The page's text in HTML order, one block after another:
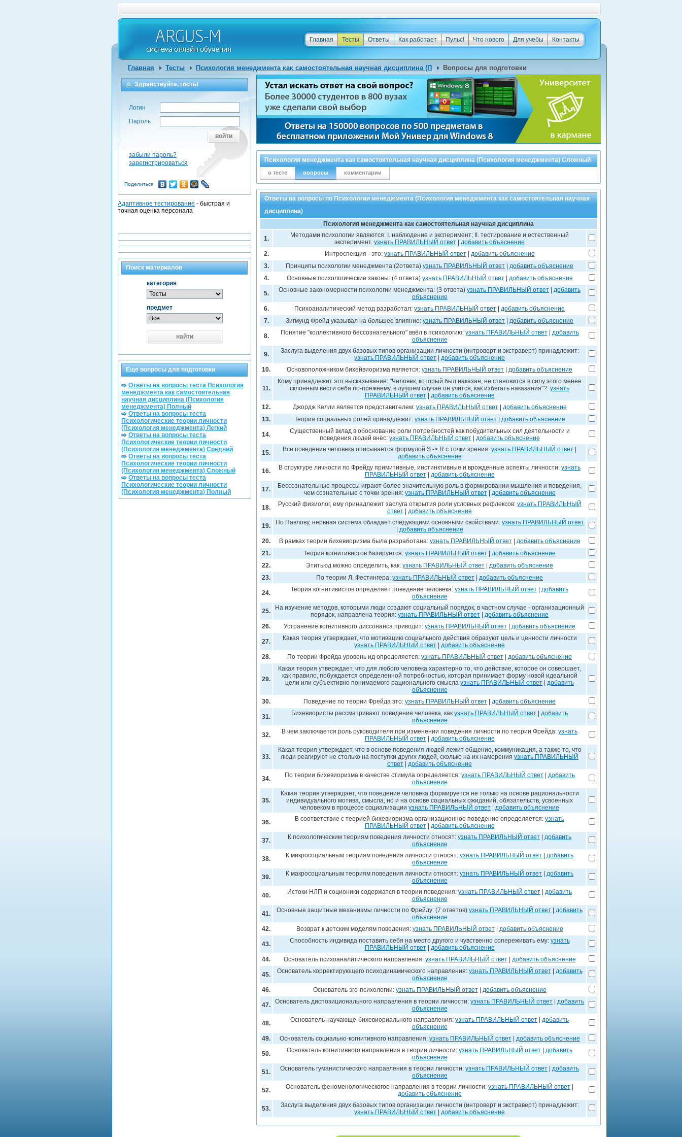
Контакты
Для учебы
Что нового
Пульс!
Как работает
Ответы
Тесты
Главная
Главная Тесты Психология менеджмента как самостоятельная научная дисциплина (П Вопросы для подготовки
Психология менеджмента как самостоятельная научная дисциплина (Психология менеджмента) Сложный
о тесте вопросы комментарии
Ответы на вопросы по Психологии менеджмента (Психология менеджмента как самостоятельная научная
дисциплина)
Психология менеджмента как самостоятельная научная дисциплина
1.
Методами психологии являются: I. наблюдение и эксперимент; II. тестирование и естественный
эксперимент. узнать ПРАВИЛЬНЫЙ ответ
добавить объяснение
2.
Интроспекция - это: узнать ПРАВИЛЬНЫЙ ответ| добавить объяснение
3.
Принципы психологии менеджмента:(2ответа) узнать ПРАВИЛЬНЫЙ ответ
добавить объяснение
4.
Основные психологические законы: (4 ответа) узнать ПРАВИЛЬНЫЙ ответ| добавить объяснение
5. Основные закономерности психологии менеджмента: (3 ответа) узнать ПРАВИЛЬНЫЙ ответ
добавить
объяснение
6.
Психоаналитический метод разработал: узнать ПРАВИЛЬНЫЙ ответ
добавить объяснение
7.
Зигмунд Фрейд указывал на большее влияние: узнать ПРАВИЛЬНЫЙ ответ добавить объяснение
8. Понятие "коллективного бессознательного" ввёл в психологию: узнать ПРАВИЛЬНЫЙ ответ| добавить
объяснение
9.
Заслуга выделения двух базовых типов организации личности (интроверт и экстраверт) принадлежит:
узнать ПРАВИЛЬНЫЙ ответ
добавить объяснение
10.
Основоположником бихейвиоризма является: узнать ПРАВИЛЬНЫЙ ответ добавить объяснение
11.
Кому принадлежит это высказывание: "Человек, который был наказан, не становится в силу этого менее
склонным вести себя по-прежнему, в лучшем случае он учится, как избегать наказания"?: узнать
ПРАВИЛЬНЫЙ ответ| добавить объяснение
12.
Джордж Келли является представителем: узнать ПРАВИЛЬНЫЙ ответ| добавить объяснение
13.
Теория социальных ролей принадлежит: узнать ПРАВИЛЬНЫЙ ответ| добавить объяснение
14.
Существенный вклад в обоснование роли потребностей как побудительных сил деятельности и
поведения людей внёс: узнать ПРАВИЛЬНЫЙ ответ| добавить объяснение
15. Все поведение человека описывается формулой S -> R с точки зрения: узнать ПРАВИЛЬНЫЙ ответ
добавить объяснение
16. В структуре личности по Фрейду примитивные, инстинктивные и врожденные аспекты личности: узнать
ПРАВИЛЬНЫЙ ответ| добавить объяснение
17.
Бессознательные процессы играют более значительную роль в формировании мышления и поведения,
чем сознательные с точки зрения: узнать ПРАВИЛЬНЫЙ ответ| добавить объяснение
18. Русский физиолог, ему принадлежит заслуга открытия роли условных рефлексов: узнать ПРАВИЛЬНЫЙ
ответ
добавить объяснение
19. По Павлову, нервная система обладает следующими основными свойствами: узнать ПРАВИЛЬНЫЙ ответ
добавить объяснение
20.
В рамках теории бихевиоризма была разработана: узнать ПРАВИЛЬНЫЙ ответ| добавить объяснение
21.
Теория когнитивистов базируется: узнать ПРАВИЛЬНЫЙ ответ
добавить объяснение
22.
Этитьюд можно определить, как: узнать ПРАВИЛЬНЫЙ ответ
добавить объяснение
23.
По теории Л. Фестингера: узнать ПРАВИЛЬНЫЙ ответ добавить объяснение
24. Теория когнитивистов определяет поведение человека: узнать ПРАВИЛЬНЫЙ ответ
добавить
объяснение
25.
На изучение методов, которыми люди создают социальный порядок, в частном случае - организационный
порядок, направлена теория: узнать ПРАВИЛЬНЫЙ ответ
добавить объяснение
26.
Устранение когнитивного диссонанса приводит: узнать ПРАВИЛЬНЫЙ ответ добавить объяснение
27.
Какая теория утверждает, что мотивацию социального действия образуют цель и ценности личности
узнать ПРАВИЛЬНЫЙ ответ
добавить объяснение
28.
По теории Фрейда уровень ид определяется: узнать ПРАВИЛЬНЫЙ ответ добавить объяснение
29.
Какая теория утверждает, что для любого человека характерно то, что действие, которое он совершает,
как правило, побуждается определенной потребностью, которая принимает форму новой идеальной
цели или субъективно понимаемого рационального смысла узнать ПРАВИЛЬНЫЙ ответ
добавить
объяснение
30.
Поведение по теории Фрейда это: узнать ПРАВИЛЬНЫЙ ответ добавить объяснение
31. Бихевиористы рассматривают поведение человека, как узнать ПРАВИЛЬНЫЙ ответ
добавить
объяснение
32. В чем заключается роль руководителя при изменении поведения личности по теории Фрейда: узнать
ПРАВИЛЬНЫЙ ответ| добавить объяснение
33.
Какая теория утверждает, что в основе поведения людей лежит общение, коммуникация, а также то, что
люди реагируют не столько на поступки других людей, сколько на их намерения узнать ПРАВИЛЬНЫЙ
ответ
добавить объяснение
34. По теории бихевиоризма в качестве стимула определяется: узнать ПРАВИЛЬНЫЙ ответ| добавить
объяснение
35.
Какая теория утверждает, что поведение человека формируется не только на основе рациональности
индивидуального мотива, смысла, но и на основе социальных ожиданий, обязательств, усвоенных
человеком в процессе социализации узнать ПРАВИЛЬНЫЙ ответ добавить объяснение
36. В соответствие с теорией бихевиоризма организационное поведение определяется: узнать
ПРАВИЛЬНЫЙ ответ| добавить объяснение
37. К психологическим теориям поведения личности относят: узнать ПРАВИЛЬНЫЙ ответ
добавить
объяснение
38. К микросоциальным теориям поведения личности относят: узнать ПРАВИЛЬНЫЙ ответ
добавить
объяснение
39. К макросоциальным теориям поведения личности относят: узнать ПРАВИЛЬНЫЙ ответ
добавить
объяснение
40. Истоки НЛП и соционики содержатся в теории поведения: узнать ПРАВИЛЬНЫЙ ответ
добавить
объяснение
41. Основные защитные механизмы личности по Фрейду: (7 ответов) узнать ПРАВИЛЬНЫЙ ответ
добавить
объяснение
42.
Возврат к детским моделям поведения: узнать ПРАВИЛЬНЫЙ ответ| добавить объяснение
43. Способность индивида поставить себя на место другого и чувственно сопереживать ему: узнать
ПРАВИЛЬНЫЙ ответ| добавить объяснение
44.
Основатель психоаналитического направления: узнать ПРАВИЛЬНЫЙ ответ| добавить объяснение
45. Основатель корректирующего психодинамического направления: узнать ПРАВИЛЬНЫЙ ответ| добавить
объяснение
46.
Основатель эго-психологии: узнать ПРАВИЛЬНЫЙ ответ| добавить объяснение
47. Основатель диспозиционального направления в теории личности: узнать ПРАВИЛЬНЫЙ ответ
добавить
объяснение
48. Основатель научающе-бихевиориального направления: узнать ПРАВИЛЬНЫЙ ответ
добавить
объяснение
49.
Основатель социально-когнитивного направления: узнать ПРАВИЛЬНЫЙ ответ| добавить объяснение
50. Основатель когнитивного направления в теории личности: узнать ПРАВИЛЬНЫЙ ответ
добавить
объяснение
51. Основатель гуманистического направления в теории личности: узнать ПРАВИЛЬНЫЙ ответ
добавить
объяснение
52. Основатель феноменологическогоо направления в теории личности: узнать ПРАВИЛЬНЫЙ ответ
добавить объяснение
53.
Заслуга выделения двух базовых типов организации личности (интроверт и экстраверт) принадлежит:
узнать ПРАВИЛЬНЫЙ ответ
добавить объяснение
Здравствуйте, гость!
Логин
Пароль
войти
забыли пароль?
зарегистрироваться
Поделиться
Адаптивное тестирование - быстрая и
точная оценка персонала
Поиск материалов
категория
предмет
найти
Еще вопросы для подготовки
Ответы на вопросы теста Психология
менеджмента как самостоятельная
научная дисциплина (Психология
менеджмента) Полный
Ответы на вопросы теста
Психологические теории личности
(Психология менеджмента) Легкий
Ответы на вопросы теста
Психологические теории личности
(Психология менеджмента) Средний
Ответы на вопросы теста
Психологические теории личности
(Психология менеджмента) Сложный
Ответы на вопросы теста
Психологические теории личности
(Психология менеджмента) Полный